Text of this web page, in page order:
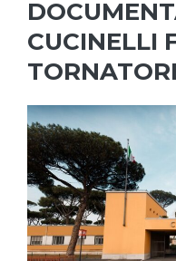
CUCINELLI